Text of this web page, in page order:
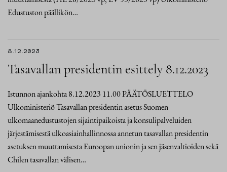
Edustuston päällikön…
8.12.2023
Tasavallan presidentin esittely 8.12.2023
Istunnon ajankohta 8.12.2023 11.00 PÄÄTÖSLUETTELO
Ulkoministeriö Tasavallan presidentin asetus Suomen
ulkomaanedustustojen sijaintipaikoista ja konsulipalveluiden
järjestämisestä ulkoasiainhallinnossa annetun tasavallan presidentin
asetuksen muuttamisesta Euroopan unionin ja sen jäsenvaltioiden sekä
Chilen tasavallan välisen…